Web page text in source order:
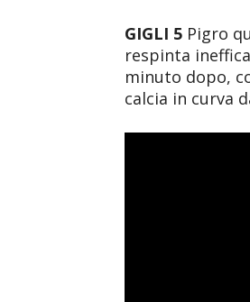
GIGLI 5 Pigro
respinta
minuto dopo,
calcia in curva